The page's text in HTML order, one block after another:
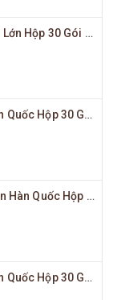
Nước Hồng Sâm SangA Người Lớn Hộp 30 Gói x 10ml
Nước Hồng Sâm KangHwa Hàn Quốc Hộp 30 Gói x 70ml
Nước Hồng Sâm Lon Queen Bin Hàn Quốc Hộp 30 Lon x 175ml
Nước Hồng Sâm KangHwa Hàn Quốc Hộp 30 Gói x 80ml